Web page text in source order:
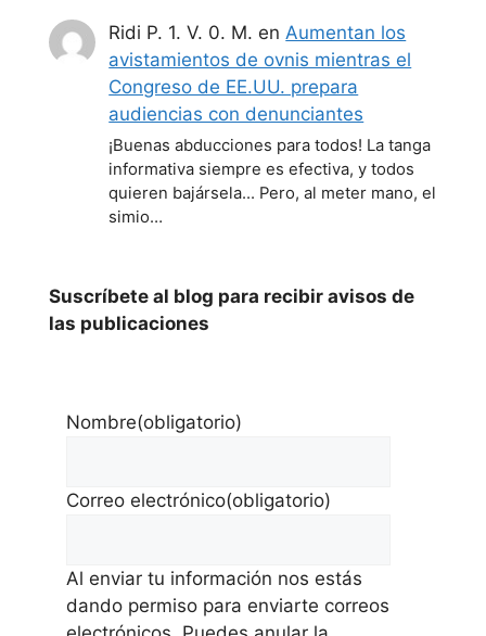
Ridi P. 1. V. 0. M. en Aumentan los
avistamientos de ovnis mientras el
Congreso de EE.UU. prepara
audiencias con denunciantes
¡Buenas abducciones para todos! La tanga
informativa siempre es efectiva, y todos
quieren bajársela... Pero, al meter mano, el
simio…
Suscríbete al blog para recibir avisos de
las publicaciones
Nombre(obligatorio)
Correo electrónico(obligatorio)
Al enviar tu información nos estás
dando permiso para enviarte correos